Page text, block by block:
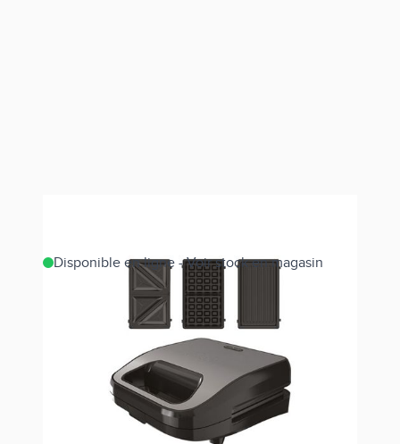
Disponible en ligne - Voir stock en magasin
Estimer les frais de port
BXSA754E
49,00 €
0,30 €